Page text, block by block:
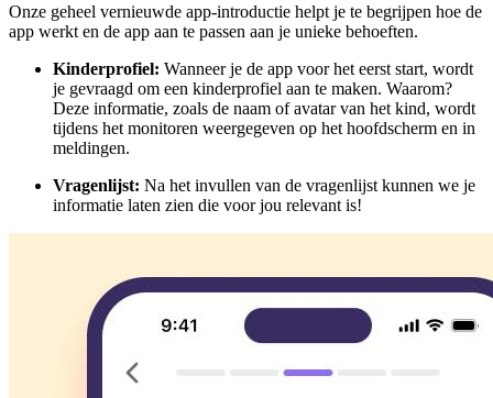
Onze geheel vernieuwde app-introductie helpt je te begrijpen hoe de
app werkt en de app aan te passen aan je unieke behoeften.
Kinderprofiel: Wanneer je de app voor het eerst start, wordt
je gevraagd om een kinderprofiel aan te maken. Waarom?
Deze informatie, zoals de naam of avatar van het kind, wordt
tijdens het monitoren weergegeven op het hoofdscherm en in
meldingen.
Vragenlijst: Na het invullen van de vragenlijst kunnen we je
informatie laten zien die voor jou relevant is!